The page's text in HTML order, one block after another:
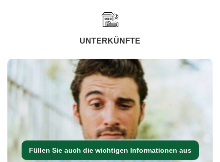
UNTERKÜNFTE
Füllen Sie auch die wichtigen Informationen aus